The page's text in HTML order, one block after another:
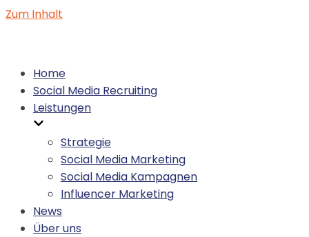
Zum Inhalt
Home
Social Media Recruiting
Leistungen
Strategie
Social Media Marketing
Social Media Kampagnen
Influencer Marketing
News
Über uns